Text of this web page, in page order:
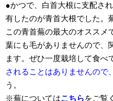
●かつで、白首大根に支配さ
有したのが青首大根でした。
この青首蕪の最大のオススメ
葉にも毛がありませんので、
ます。ぜひ一度栽培して食べ
されることはありませんので
う。
※蕪についてはこちらをご覧